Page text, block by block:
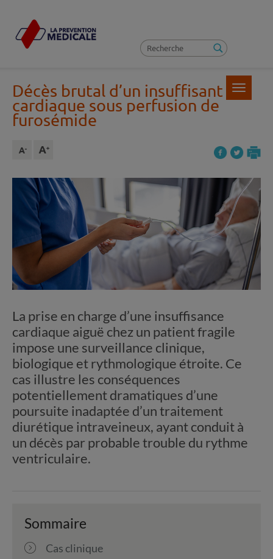
Toggle
Décès brutal d’un insuffisant
cardiaque sous perfusion de
furosémide
La prise en charge d’une insuffisance
cardiaque aiguë chez un patient fragile
impose une surveillance clinique,
biologique et rythmologique étroite. Ce
cas illustre les conséquences
potentiellement dramatiques d’une
poursuite inadaptée d’un traitement
diurétique intraveineux, ayant conduit à
un décès par probable trouble du rythme
ventriculaire.
Sommaire
Cas clinique